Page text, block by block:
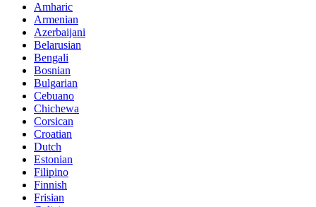
Amharic
Armenian
Azerbaijani
Belarusian
Bengali
Bosnian
Bulgarian
Cebuano
Chichewa
Corsican
Croatian
Dutch
Estonian
Filipino
Finnish
Frisian